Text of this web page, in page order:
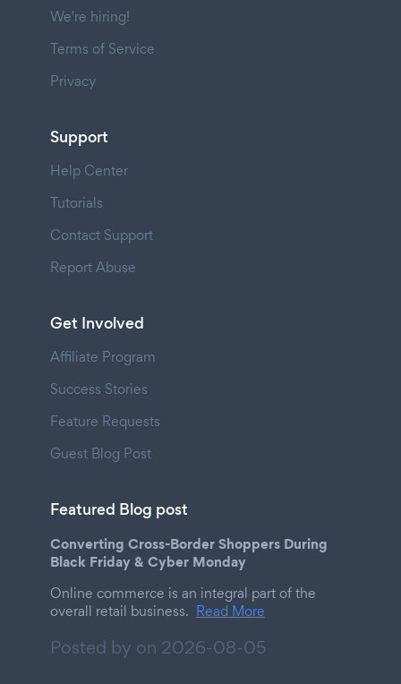
We're hiring!
Terms of Service
Privacy
Support
Help Center
Tutorials
Contact Support
Report Abuse
Get Involved
Affiliate Program
Success Stories
Feature Requests
Guest Blog Post
Featured Blog post
Converting Cross-Border Shoppers During
Black Friday & Cyber Monday
Online commerce is an integral part of the
overall retail business. Read More
Posted by on 2026-08-05